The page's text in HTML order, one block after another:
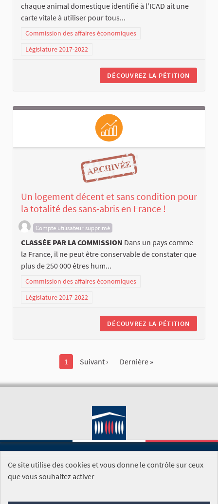
chaque animal domestique identifié à l'ICAD ait une
carte vitale à utiliser pour tous...
Commission des affaires économiques
Législature 2017-2022
DÉCOUVREZ LA PÉTITION
Un logement décent et sans condition pour
la totalité des sans-abris en France !
Compte utilisateur supprimé
CLASSÉE PAR LA COMMISSION Dans un pays comme
la France, il ne peut être conservable de constater que
plus de 250 000 êtres hum...
Commission des affaires économiques
Législature 2017-2022
DÉCOUVREZ LA PÉTITION
1 Suivant › Dernière »
SITE DE L'ASSEMBLÉE NATIONALE
Foire aux questions
Ce site utilise des cookies et vous donne le contrôle sur ceux
que vous souhaitez activer